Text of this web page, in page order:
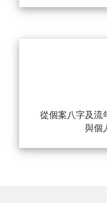
從個案八字及流
與個